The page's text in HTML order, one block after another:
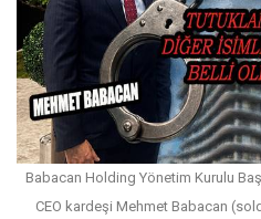
Babacan Holding Yönetim Kurulu
CEO kardeşi Mehmet Babacan